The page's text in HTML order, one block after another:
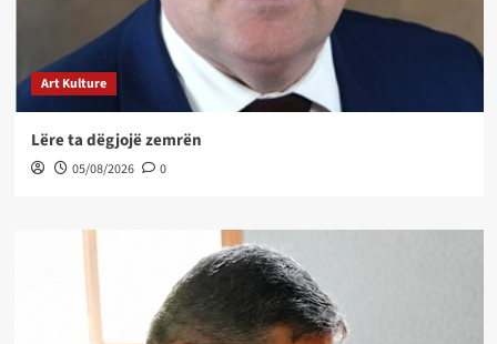
Art Kulture
Lëre ta dëgjojë zemrën
05/08/2026 0